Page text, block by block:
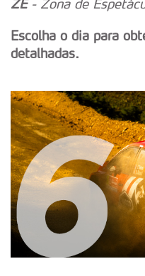
ZE- Zona de
Escolha o dia para
detalhadas.